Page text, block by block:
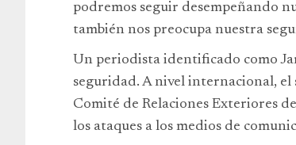
podremos seguir desempeñando
también nos preocupa nuestra
Un periodista identificado como
seguridad. A nivel internacional,
Comité de Relaciones Exteriores
los ataques a los medios de